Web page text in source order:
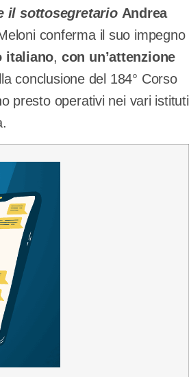
il sottosegretario Andrea
conferma il suo impegno
italiano, con un’attenzione
conclusione del 184° Corso
presto operativi nei vari istituti